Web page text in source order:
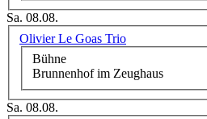
Sa. 08.08.
Olivier Le Goas Trio
Bühne
Brunnenhof im Zeughaus
Sa. 08.08.